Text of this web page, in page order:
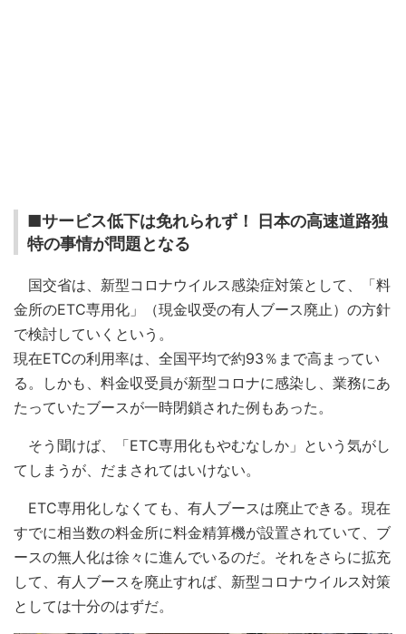
■サービス低下は免れられず！ 日本の高速道路独
特の事情が問題となる
国交省は、新型コロナウイルス感染症対策として、「料
金所のETC専用化」（現金収受の有人ブース廃止）の方針
で検討していくという。
現在ETCの利用率は、全国平均で約93％まで高まってい
る。しかも、料金収受員が新型コロナに感染し、業務にあ
たっていたブースが一時閉鎖された例もあった。
そう聞けば、「ETC専用化もやむなしか」という気がし
てしまうが、だまされてはいけない。
ETC専用化しなくても、有人ブースは廃止できる。現在
すでに相当数の料金所に料金精算機が設置されていて、ブ
ースの無人化は徐々に進んでいるのだ。それをさらに拡充
して、有人ブースを廃止すれば、新型コロナウイルス対策
としては十分のはずだ。